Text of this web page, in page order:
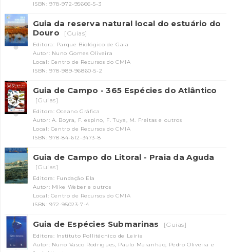
ISBN: 978-972-95666-5-3
Guia da reserva natural local do estuário do
Douro
[Guias]
Editora: Parque Biológico de Gaia
Autor: Nuno Gomes Oliveira
Local: Centro de Recursos do CMIA
ISBN: 978-989-96860-5-2
Guia de Campo - 365 Espécies do Atlântico
[Guias]
Editora: Oceano Gráfica
Autor: A. Boyra, F. espino, F. Tuya, M. Freitas e outros
Local: Centro de Recursos do CMIA
ISBN: 978-84-612-3473-8
Guia de Campo do Litoral - Praia da Aguda
[Guias]
Editora: Fundação Ela
Autor: Mike Weber e outros
Local: Centro de Recursos do CMIA
ISBN: 972-95023-7-4
Guia de Espécies Submarinas [Guias]
Editora: Instituto Pollitécnico de Leiria
Autor: Nuno Vasco Rodrigues, Paulo Maranhão, Pedro Oliveira e